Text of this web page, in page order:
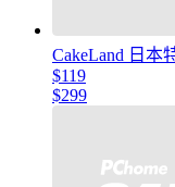
CakeLand 日本
$119
$299